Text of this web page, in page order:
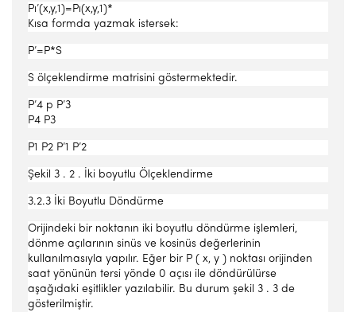
Pı’(x,y,1)=Pı(x,y,1)*
Kısa formda yazmak istersek:
P’=P*S
S ölçeklendirme matrisini göstermektedir.
P’4 p P’3
P4 P3
P1 P2 P’1 P’2
Şekil 3 . 2 . İki boyutlu Ölçeklendirme
3.2.3 İki Boyutlu Döndürme
Orijindeki bir noktanın iki boyutlu döndürme işlemleri,
dönme açılarının sinüs ve kosinüs değerlerinin
kullanılmasıyla yapılır. Eğer bir P ( x, y ) noktası orijinden
saat yönünün tersi yönde 0 açısı ile döndürülürse
aşağıdaki eşitlikler yazılabilir. Bu durum şekil 3 . 3 de
gösterilmiştir.